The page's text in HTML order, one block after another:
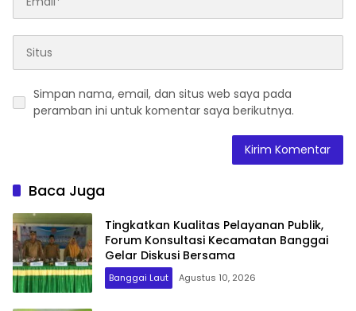
Simpan nama, email, dan situs web saya pada
peramban ini untuk komentar saya berikutnya.
Baca Juga
Tingkatkan Kualitas Pelayanan Publik,
Forum Konsultasi Kecamatan Banggai
Gelar Diskusi Bersama
Banggai Laut Agustus 10, 2026